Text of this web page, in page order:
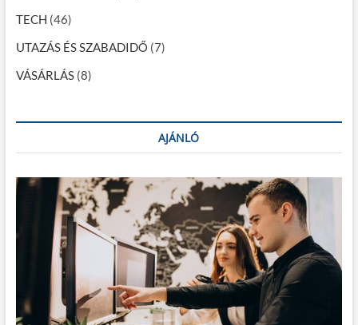
TECH (46)
UTAZÁS ÉS SZABADIDŐ (7)
VÁSÁRLÁS(8)
AJÁNLÓ